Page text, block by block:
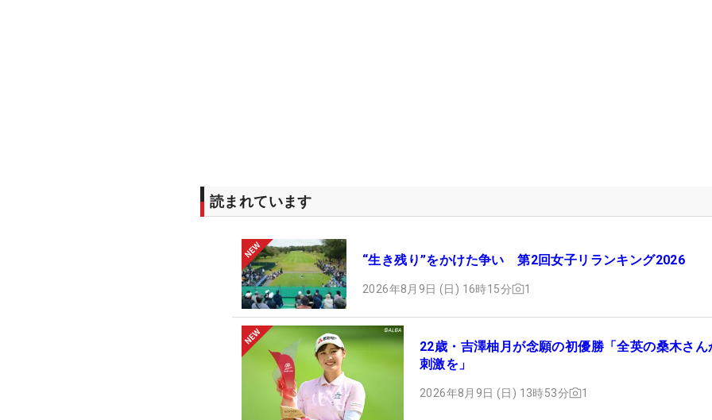
読まれています
“生き残り”をかけた争い 第2回女子リランキング2026
2026年8月9日 (日) 16時15分 1
22歳・吉澤柚月が念願の初優勝「全英の桑木さん
刺激を」
2026年8月9日 (日) 13時53分 1